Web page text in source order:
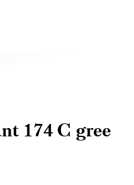
174 C gree